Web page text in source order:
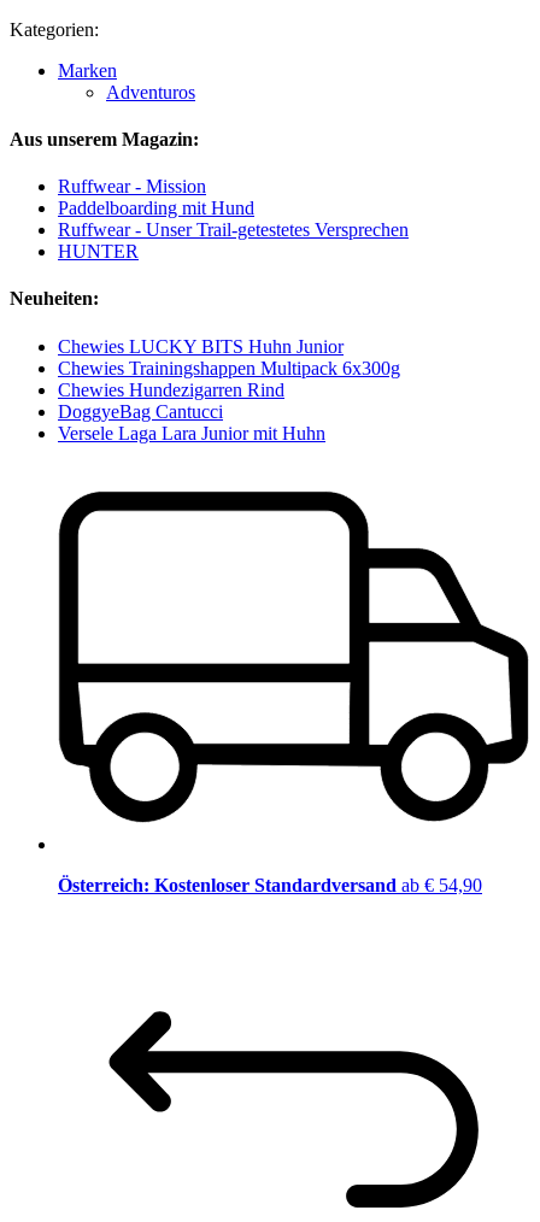
Kategorien:
Marken
Adventuros
Aus unserem Magazin:
Ruffwear - Mission
Paddelboarding mit Hund
Ruffwear - Unser Trail-getestetes Versprechen
HUNTER
Neuheiten:
Chewies LUCKY BITS Huhn Junior
Chewies Trainingshappen Multipack 6x300g
Chewies Hundezigarren Rind
DoggyeBag Cantucci
Versele Laga Lara Junior mit Huhn
Österreich: Kostenloser Standardversand ab € 54,90